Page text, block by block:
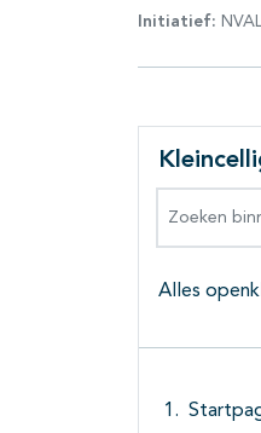
Initiatief:
Alles